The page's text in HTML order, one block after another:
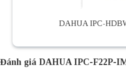
DAHUA IPC-
Đánh giá DAHUA IPC-F22P-